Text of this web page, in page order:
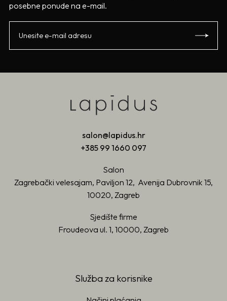
posebne ponude na e-mail.
salon@lapidus.hr
+385 99 1660 097
Salon
Zagrebački velesajam, Paviljon 12, Avenija Dubrovnik 15,
10020, Zagreb
Sjedište firme
Froudeova ul. 1, 10000, Zagreb
Služba za korisnike